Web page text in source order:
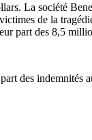
La société
de la
part des 8,5
des indemnités